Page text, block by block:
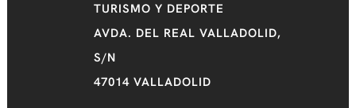
TURISMO Y DEPORTE
AVDA. DEL REAL VALLADOLID,
S/N
47014 VALLADOLID